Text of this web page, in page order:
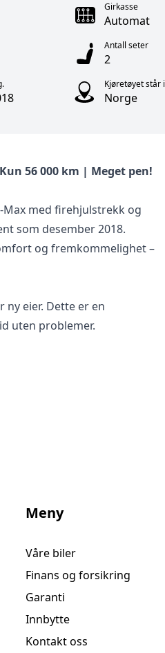
Girkasse
Automat
Antall seter
2
Kjøretøyet står i
Norge
56 000 km | Meget pen!
med firehjulstrekk og
som desember 2018.
og fremkommelighet –
eier. Dette er en
uten problemer.
Meny
Våre biler
Finans og forsikring
Garanti
Innbytte
Kontakt oss